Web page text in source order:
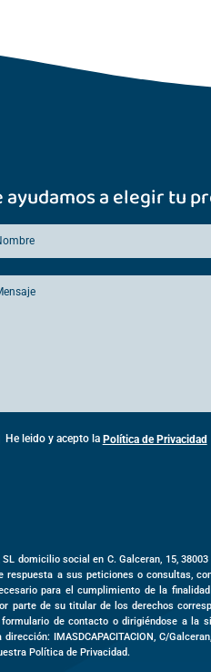
ayudamos a elegir tu
He leido y acepto la Política de Privacidad
SL domicilio social en C. Galceran, 15, 38003
a sus peticiones o consultas,
para el cumplimiento de la
parte de su titular de los derechos
de contacto o dirigiéndose a la
IMASDCAPACITACION,C/
Política de Privacidad.